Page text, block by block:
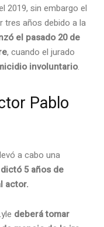
2019, sin embargo el
tres años debido a la
el pasado 20 de
, cuando el jurado
involuntario.
Pablo
a cabo una
5 años de
actor.
deberá tomar